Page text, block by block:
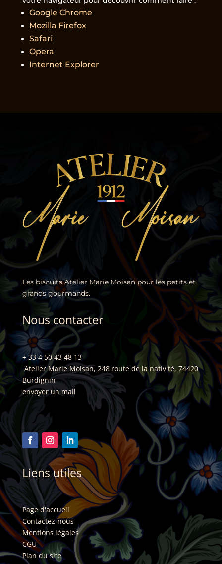
Google Chrome
Mozilla Firefox
Safari
Opera
Internet Explorer
Les biscuits Atelier Marie Moisan pour les petits et
grands gourmands.
Nous contacter
+ 33 4 50 43 48 13
Atelier Marie Moisan, 248 route de la nativité, 74420
Burdignin
envoyer un mail
Liens utiles
Page d'accueil
Contactez-nous
Mentions légales
CGU
Plan du site